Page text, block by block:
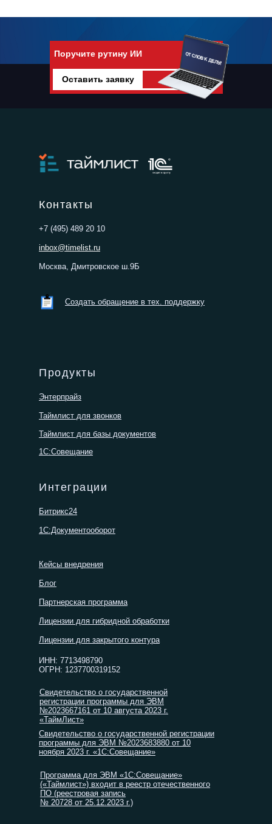
Оставить заявку
Поручите рутину ИИ
Создать обращение в тех. поддержку
Битрикс24
1С:Документооборот
Интеграции
ИНН: 7713498790
ОГРН: 1237700319152
Свидетельство о государственной
регистрации программы для ЭВМ
№2023667161 от 10 августа 2023 г.
«ТаймЛист»
Свидетельство о государственной регистрации
программы для ЭВМ №2023683880 от 10
ноября 2023 г. «1С:Совещание»
Программа для ЭВМ «1С:Совещание»
(«Таймлист») входит в реестр отечественного
ПО (реестровая запись
№ 20728 от 25.12.2023 г.)
Блог
Кейсы внедрения
Лицензии для гибридной обработки
Партнерская программа
Лицензии для закрытого контура
+7 (495) 489 20 10
inbox@timelist.ru
Москва, Дмитровское ш.9Б
Контакты
Таймлист для звонков
Энтерпрайз
1С:Совещание
Таймлист для базы документов
Продукты